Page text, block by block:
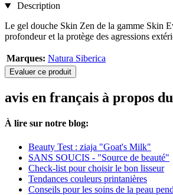
Description
Le gel douche Skin Zen de la gamme Skin
profondeur et la protège des agressions
Marques: Natura Siberica
Evaluer ce produit
avis en français à propos
À lire sur notre blog:
Beauty Test : ziaja "Goat's Milk"
SANS SOUCIS - "Source de beauté"
Check-list pour choisir le bon lisseur
Tendances couleurs printanières
Conseils pour les soins de la peau